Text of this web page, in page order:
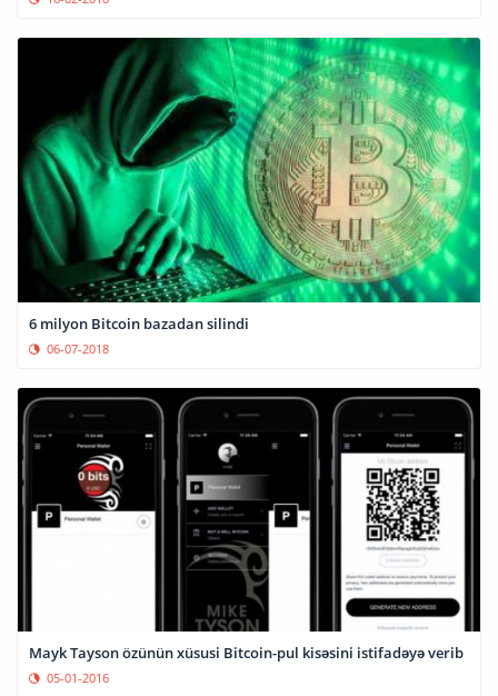
6 milyon Bitcoin bazadan silindi
06-07-2018
Mayk Tayson özünün xüsusi Bitcoin-pul kisəsini istifadəyə verib
05-01-2016